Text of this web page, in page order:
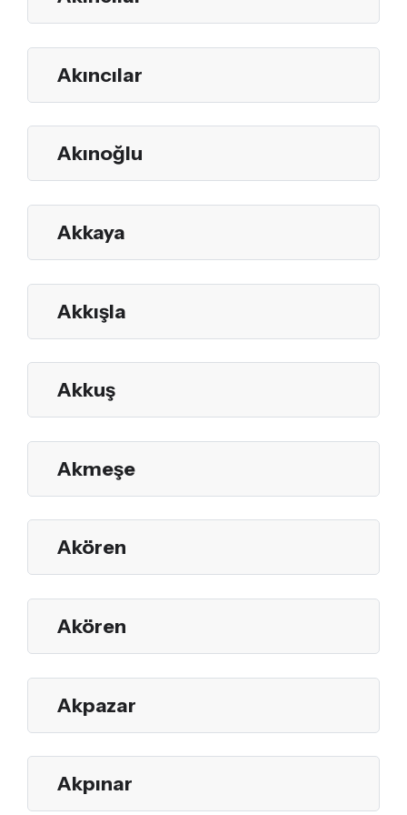
Akıncılar
Akınoğlu
Akkaya
Akkışla
Akkuş
Akmeşe
Akören
Akören
Akpazar
Akpınar